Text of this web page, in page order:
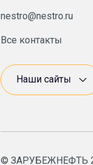
nestro@nestro.ru
Все контакты
Наши сайты
«Нестро Петрол»
СП
© ЗАРУБЕЖНЕФТЬ